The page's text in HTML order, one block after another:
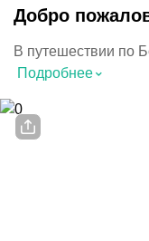
Добро
В путешествии по
Подробнее⌃